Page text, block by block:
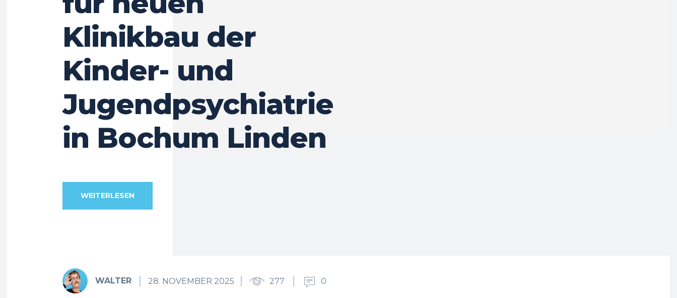
Klinikbau der
Kinder- und
Jugendpsychiatrie
in Bochum Linden
WEITERLESEN
WALTER 28. NOVEMBER 2025 277 0